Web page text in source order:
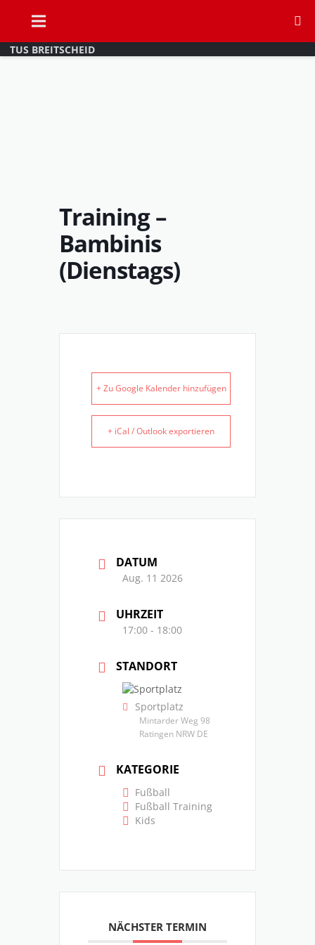
TUS BREITSCHEID
Training –
Bambinis
(Dienstags)
+ Zu Google Kalender hinzufügen
+ iCal / Outlook exportieren
DATUM
Aug. 11 2026
UHRZEIT
17:00 - 18:00
STANDORT
Sportplatz
Mintarder Weg 98
Ratingen NRW DE
KATEGORIE
Fußball
Fußball Training
Kids
NÄCHSTER TERMIN